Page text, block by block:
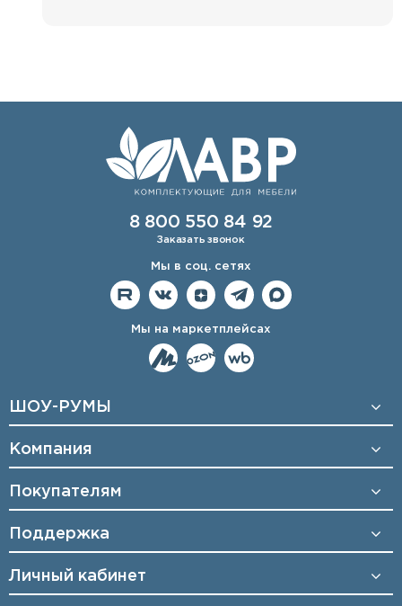
8 800 550 84 92
Заказать звонок
Мы в соц. сетях
Мы на маркетплейсах
ШОУ-РУМЫ
Компания
Покупателям
Поддержка
Личный кабинет